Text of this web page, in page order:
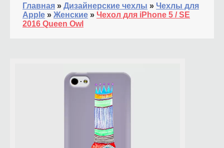
Главная » Дизайнерские чехлы » Чехлы для
Apple » Женские » Чехол для iPhone 5 / SE
2016 Queen Owl